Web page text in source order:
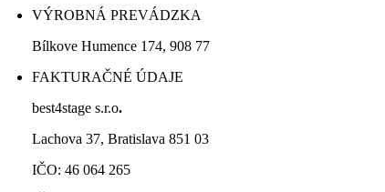
VÝROBNÁ PREVÁDZKA
Bílkove Humence 174, 908 77
FAKTURAČNÉ ÚDAJE
best4stage s.r.o.
Lachova 37, Bratislava 851 03
IČO: 46 064 265